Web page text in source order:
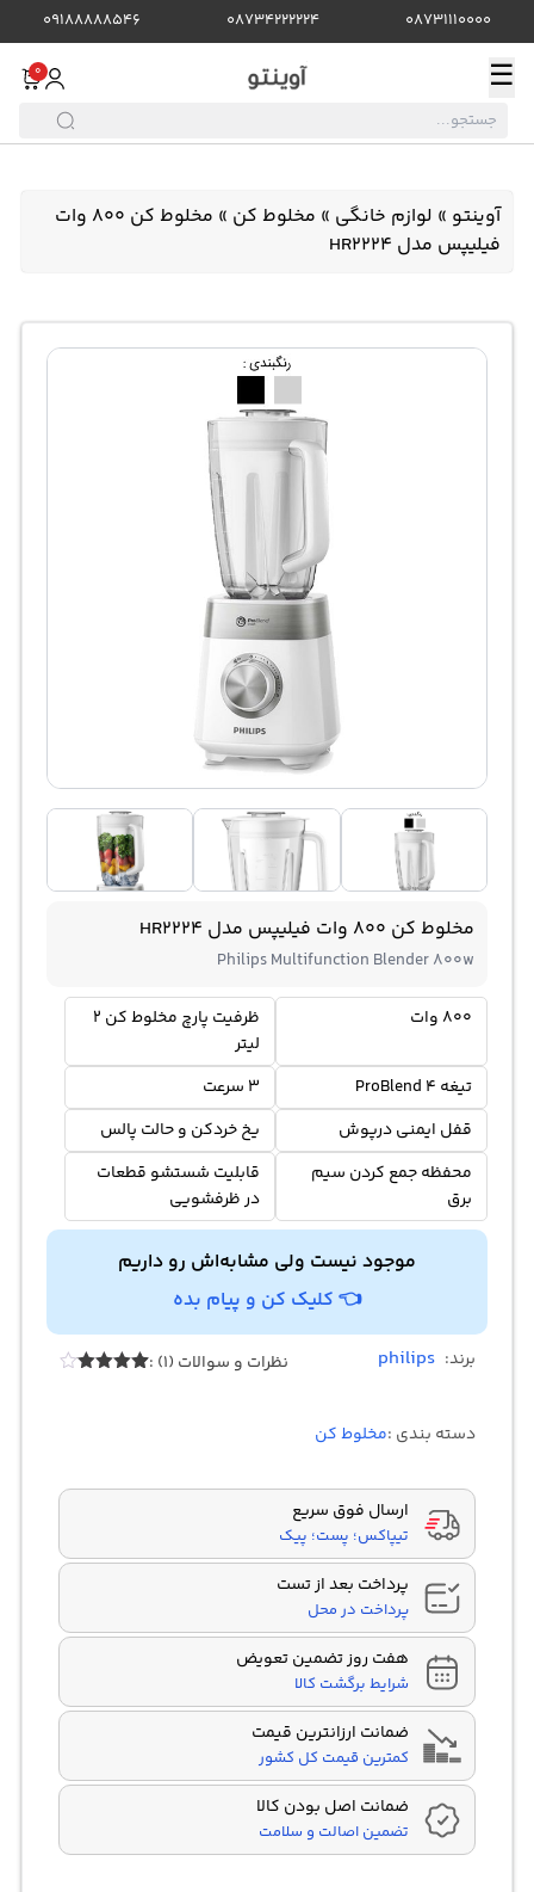
08731110000
08734222224
09188888546
☰
0
آوینتو » لوازم خانگی » مخلوط کن »
مخلوط کن 800 وات
فیلیپس مدل HR2224
مخلوط کن 800 وات فیلیپس مدل HR2224
Philips Multifunction Blender 800w
800 وات
ظرفیت پارچ مخلوط کن 2
لیتر
تیغه ProBlend 4
3 سرعت
قفل ایمنی درپوش
یخ خردکن و حالت پالس
محفظه جمع کردن سیم
برق
قابلیت شستشو قطعات
در ظرفشویی
موجود نیست ولی مشابه‌اش رو داریم
👈 کلیک کن و پیام بده
برند: philips نظرات و سوالات (1) :
دسته بندی :مخلوط کن
ارسال فوق سریع
تیپاکس؛ پست؛ پیک
پرداخت بعد از تست
پرداخت در محل
هفت روز تضمین تعویض
شرایط برگشت کالا
ضمانت ارزانترین قیمت
کمترین قیمت کل کشور
ضمانت اصل بودن کالا
تضمین اصالت و سلامت